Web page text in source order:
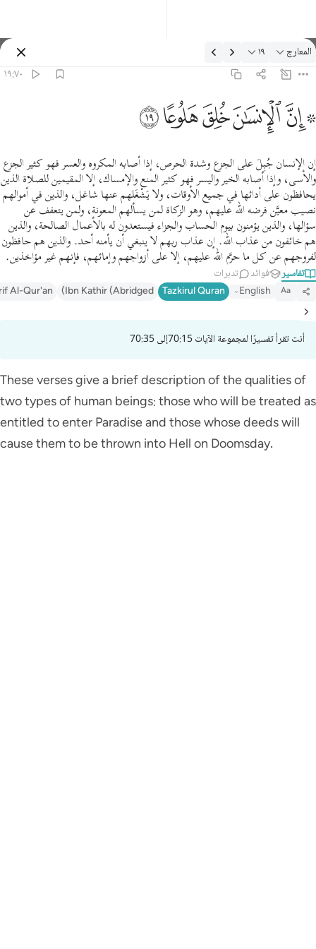
التفسير: المعارج ١٩:٧٠
المعارج ١٩
١٩:٧٠
۞ ان الانسان خلق هلوعا ١٩
۞ إِنَّ ٱلْإِنسَـٰنَ خُلِقَ هَلُوعًا ١٩
ﱪ ﱫﱬﱭﱮﱯ
إن الإنسان جُبِلَ على الجزع وشدة الحرص، إذا أصابه المكروه والعسر فهو كثير الجزع
والأسى، وإذا أصابه الخير واليسر فهو كثير المنع والإمساك، إلا المقيمين للصلاة الذين
يحافظون على أدائها في جميع الأوقات، ولا يَشْغَلهم عنها شاغل، والذين في أموالهم
نصيب معيَّن فرضه الله عليهم، وهو الزكاة لمن يسألهم المعونة، ولمن يتعفف عن
سؤالها، والذين يؤمنون بيوم الحساب والجزاء فيستعدون له بالأعمال الصالحة، والذين
هم خائفون من عذاب الله. إن عذاب ربهم لا ينبغي أن يأمنه أحد. والذين هم حافظون
لفروجهم عن كل ما حرَّم الله عليهم، إلا على أزواجهم وإمائهم، فإنهم غير مؤاخذين.
تفاسير فوائد تدبرات
Aa
English
Tazkirul Quran
Ibn Kathir (Abridged)
Al-Qur'an
أنت تقرأ تفسيرًا لمجموعة الآيات 70:15إلى 70:35
These verses give a brief description of the qualities of
two types of human beings: those who will be treated as
entitled to enter Paradise and those whose deeds will
cause them to be thrown into Hell on Doomsday.